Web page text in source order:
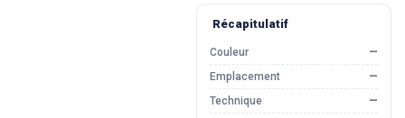
Récapitulatif
Couleur
—
Emplacement
—
Technique
—